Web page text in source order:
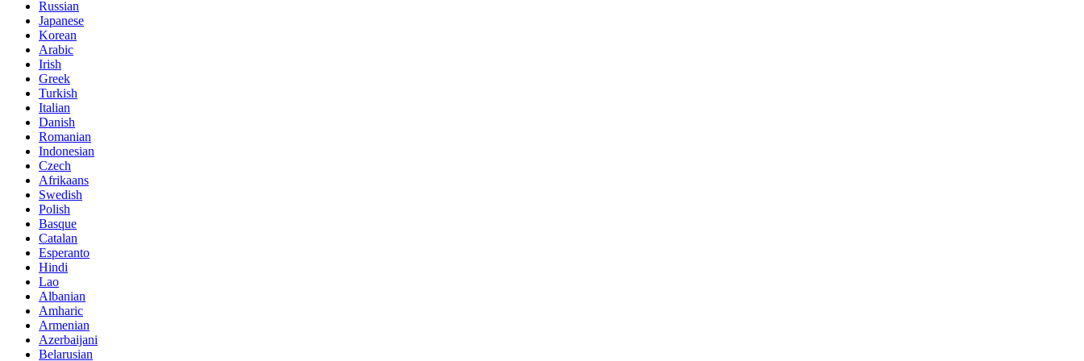
Russian
Japanese
Korean
Arabic
Irish
Greek
Turkish
Italian
Danish
Romanian
Indonesian
Czech
Afrikaans
Swedish
Polish
Basque
Catalan
Esperanto
Hindi
Lao
Albanian
Amharic
Armenian
Azerbaijani
Belarusian